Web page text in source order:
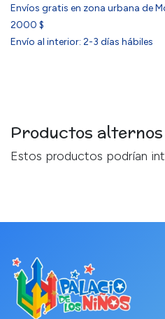
Envíos gratis en zona urbana de
2000 $
Envío al interior: 2-3 días hábiles
Productos alternos
Estos productos podrían